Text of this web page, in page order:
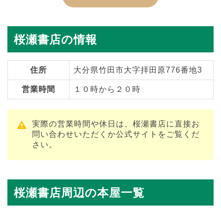
桜瀬書店の情報
住所 大分県竹田市大字拝田原776番地3
営業時間 １０時から２０時
実際の営業時間や休日は、桜瀬書店に直接お
問い合わせいただくか公式サイトをご覧くだ
さい。
桜瀬書店周辺の本屋一覧